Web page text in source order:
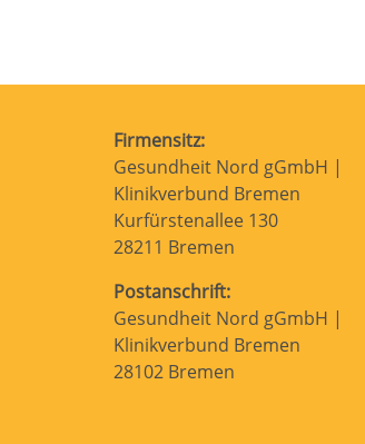
Firmensitz:
Gesundheit Nord gGmbH |
Klinikverbund Bremen
Kurfürstenallee 130
28211 Bremen
Postanschrift:
Gesundheit Nord gGmbH |
Klinikverbund Bremen
28102 Bremen